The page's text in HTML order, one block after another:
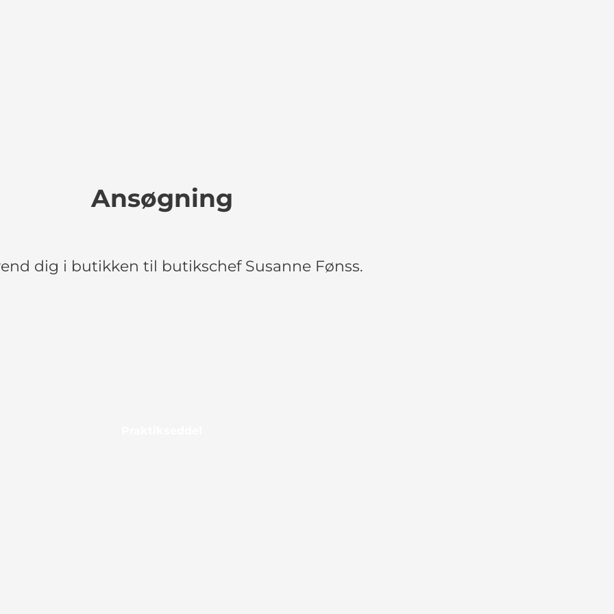
Ansøgning
dig i butikken til butikschef Susanne Fønss.